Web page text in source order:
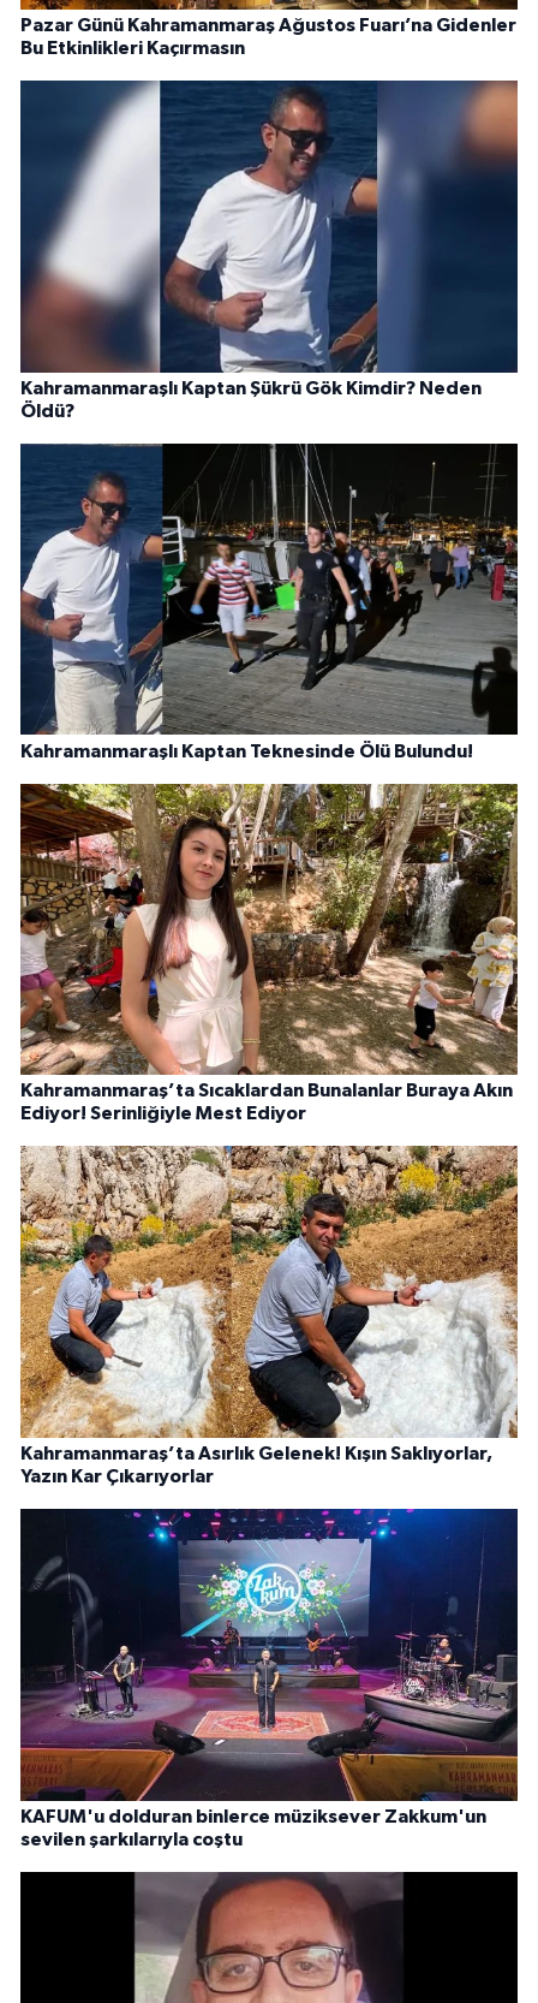
Pazar Günü Kahramanmaraş Ağustos Fuarı’na Gidenler
Bu Etkinlikleri Kaçırmasın
Kahramanmaraşlı Kaptan Şükrü Gök Kimdir? Neden
Öldü?
Kahramanmaraşlı Kaptan Teknesinde Ölü Bulundu!
Kahramanmaraş’ta Sıcaklardan Bunalanlar Buraya Akın
Ediyor! Serinliğiyle Mest Ediyor
Kahramanmaraş’ta Asırlık Gelenek! Kışın Saklıyorlar,
Yazın Kar Çıkarıyorlar
KAFUM'u dolduran binlerce müziksever Zakkum'un
sevilen şarkılarıyla coştu